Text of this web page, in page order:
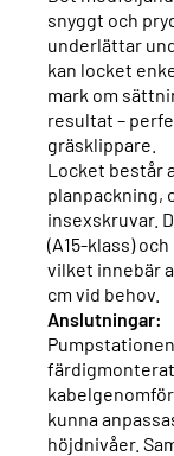
snyggt och
underlättar
kan locket
mark om
resultat –
gräsklippare.
Locket består
planpackning,
insexskruvar.
(A15-klass)
vilket innebär
cm vid behov.
Anslutningar:
kunna
höjdnivåer.